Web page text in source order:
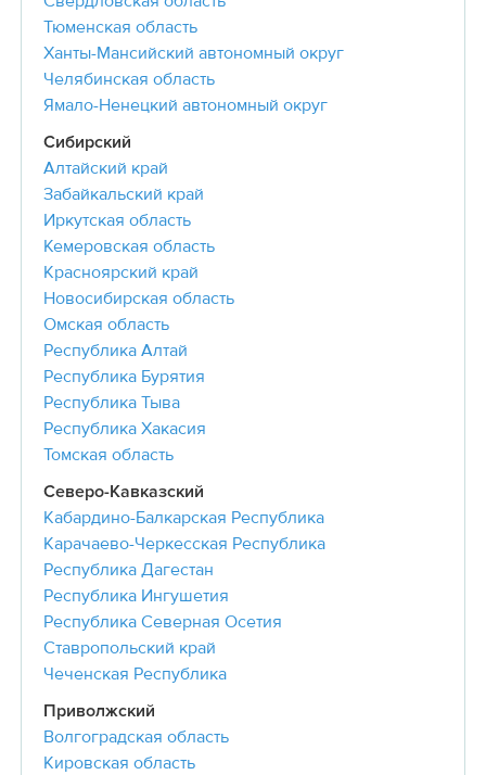
Тюменская область
Ханты-Мансийский автономный округ
Челябинская область
Ямало-Ненецкий автономный округ
Сибирский
Алтайский край
Забайкальский край
Иркутская область
Кемеровская область
Красноярский край
Новосибирская область
Омская область
Республика Алтай
Республика Бурятия
Республика Тыва
Республика Хакасия
Томская область
Северо-Кавказский
Кабардино-Балкарская Республика
Карачаево-Черкесская Республика
Республика Дагестан
Республика Ингушетия
Республика Северная Осетия
Ставропольский край
Чеченская Республика
Приволжский
Волгоградская область
Кировская область